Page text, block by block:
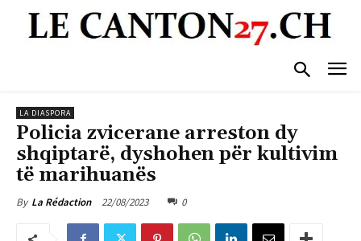
LA DIASPORA
Policia zvicerane arreston dy
shqiptarë, dyshohen për kultivim
të marihuanës
By La Rédaction 22/08/2023 0